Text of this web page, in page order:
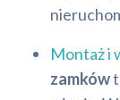
Montaż i
zamków